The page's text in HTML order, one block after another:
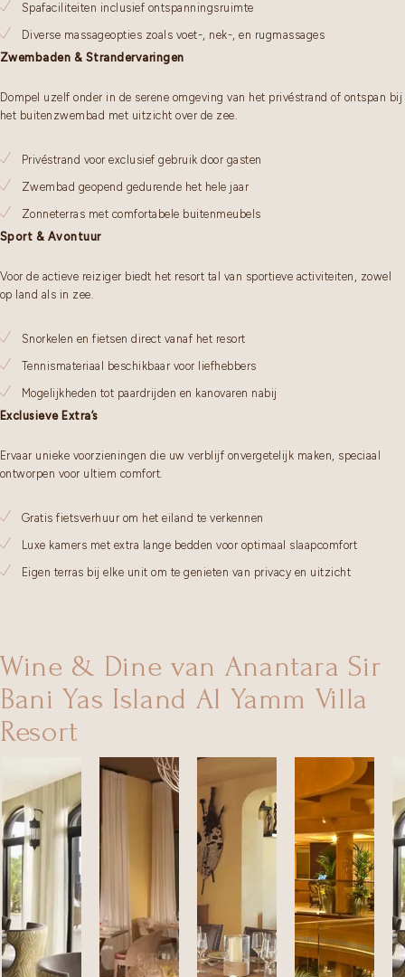
Spafaciliteiten inclusief ontspanningsruimte
Diverse massageopties zoals voet-, nek-, en rugmassages
Zwembaden & Strandervaringen
Dompel uzelf onder in de serene omgeving van het privéstrand of ontspan bij
het buitenzwembad met uitzicht over de zee.
Privéstrand voor exclusief gebruik door gasten
Zwembad geopend gedurende het hele jaar
Zonneterras met comfortabele buitenmeubels
Sport & Avontuur
Voor de actieve reiziger biedt het resort tal van sportieve activiteiten, zowel
op land als in zee.
Snorkelen en fietsen direct vanaf het resort
Tennismateriaal beschikbaar voor liefhebbers
Mogelijkheden tot paardrijden en kanovaren nabij
Exclusieve Extra’s
Ervaar unieke voorzieningen die uw verblijf onvergetelijk maken, speciaal
ontworpen voor ultiem comfort.
Gratis fietsverhuur om het eiland te verkennen
Luxe kamers met extra lange bedden voor optimaal slaapcomfort
Eigen terras bij elke unit om te genieten van privacy en uitzicht
Wine & Dine van Anantara Sir
Bani Yas Island Al Yamm Villa
Resort